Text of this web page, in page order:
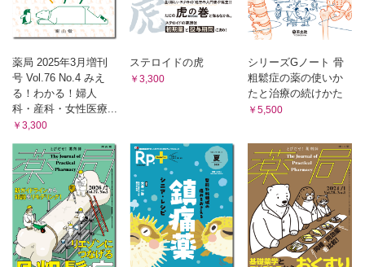
飲み合わせ研究所 子どもの服薬Tips
〈第03回〉アストミン ®散10％
（小嶋 純 米子 真記）
現場で働く薬剤師のための 臨床薬学研究のオモテ・ウラ
〈第15回〉患者の訴えを研究に導くオモテ・ウラ
（大井 一弥）
Gebaita?! 薬剤師の語ログ
（大西 伸幸）
腫瘍薬学ハイライト
胆道がんの薬物治療の進歩
（川西 正祐）
薬剤師力の型 新たな思考と行動プランを手に入れろ！
〈拾伍ノ型〉今の情報だけに惑わされるな！
（佐脇 久美 佐藤 史織）
薬局 2025年3月増刊
号 Vol.76 No.4 みえ
る！わかる！婦人
科・産科・女性医療...
￥3,300
ステロイドの虎
￥3,300
シリーズGノート 骨
粗鬆症の薬の使いか
たと治療の続けかた
￥5,500